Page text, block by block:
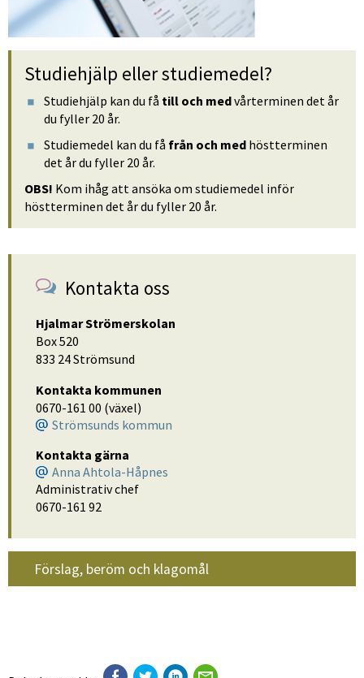
Studiehjälp eller studiemedel?
Studiehjälp kan du få till och med vårterminen det år
du fyller 20 år.
Studiemedel kan du få från och med höstterminen
det år du fyller 20 år.
OBS! Kom ihåg att ansöka om studiemedel inför
höstterminen det år du fyller 20 år.
Kontakta oss
Hjalmar Strömerskolan
Box 520
833 24 Strömsund
Kontakta kommunen
0670-161 00 (växel)
Strömsunds kommun
Kontakta gärna
Anna Ahtola-Håpnes
Administrativ chef
0670-161 92
Förslag, beröm och klagomål